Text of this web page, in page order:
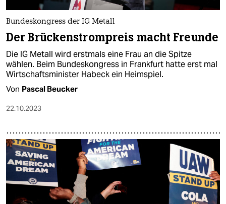
Bundeskongress der IG Metall
Der Brückenstrompreis macht Freunde
Die IG Metall wird erstmals eine Frau an die Spitze
wählen. Beim Bundeskongress in Frankfurt hatte erst mal
Wirtschaftsminister Habeck ein Heimspiel.
Von Pascal Beucker
22.10.2023